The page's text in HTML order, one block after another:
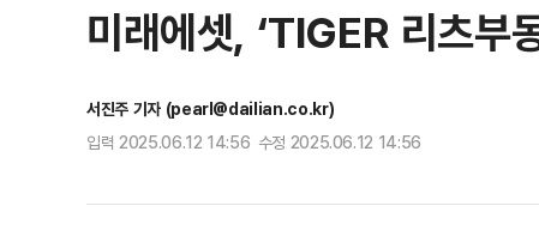
미래에셋, ‘TIGER 리츠부
서진주 기자 (pearl@dailian.co.kr)
입력 2025.06.12 14:56 수정 2025.06.12 14:56